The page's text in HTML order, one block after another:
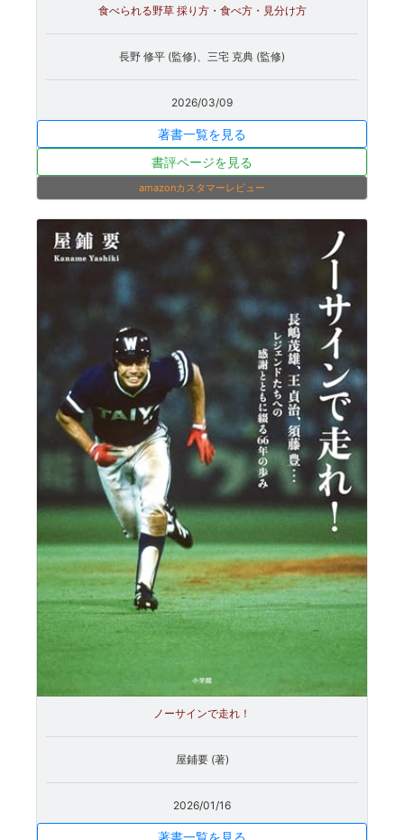
食べられる野草 採り方・食べ方・見分け方
長野 修平 (監修)、三宅 克典 (監修)
2026/03/09
著書一覧を見る
書評ページを見る
amazonカスタマーレビュー
ノーサインで走れ！
屋鋪要 (著)
2026/01/16
著書一覧を見る